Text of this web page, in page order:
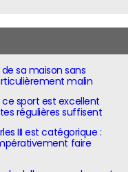
sa maison sans
malin
ce sport est excellent
régulières suffisent
III est catégorique :
faire